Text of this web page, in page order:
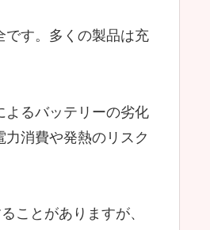
です。多くの製品は充
よるバッテリーの劣化
消費や発熱のリスク
ことがありますが、